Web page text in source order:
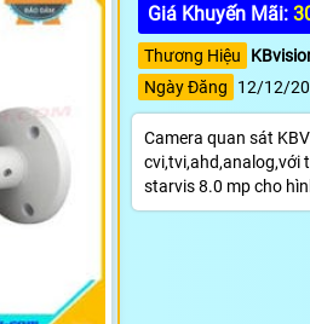
Giá Khuyến Mãi:
Thương Hiệu
Ngày Đăng
12/12/
Camera quan sát
cvi,tvi,ahd,analog,với
starvis 8.0 mp cho